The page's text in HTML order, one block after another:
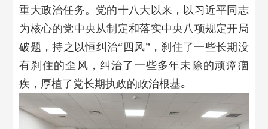
重大政治任务。党的十八大以来，以习近平同志
为核心的党中央从制定和落实中央八项规定开局
破题，持之以恒纠治“四风”，刹住了一些长期没
有刹住的歪风，纠治了一些多年未除的顽瘴痼
疾，厚植了党长期执政的政治根基。